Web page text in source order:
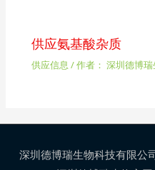
供应氨基酸杂质
供应信息 / 作者： 深圳德博
深圳德博瑞生物科技有限